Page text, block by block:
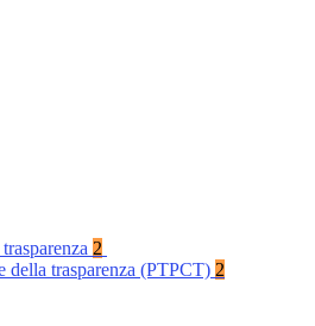
2
della trasparenza (PTPCT) 2